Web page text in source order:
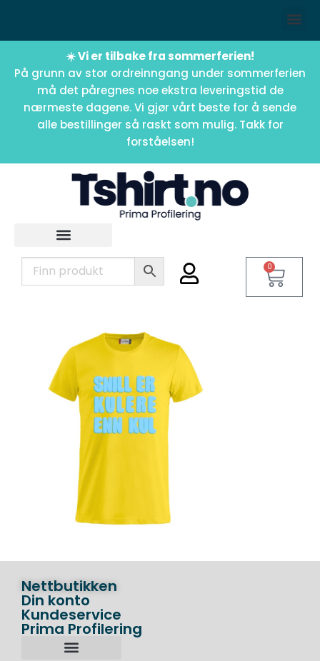
☀️ Vi er tilbake fra sommerferien!
På grunn av stor ordreinngang under sommerferien
må det påregnes noe ekstra leveringstid de
nærmeste dagene. Vi gjør vårt beste for å sende
alle bestillinger så raskt som mulig. Takk for
forståelsen!
0
Nettbutikken
Din konto
Kundeservice
Prima Profilering